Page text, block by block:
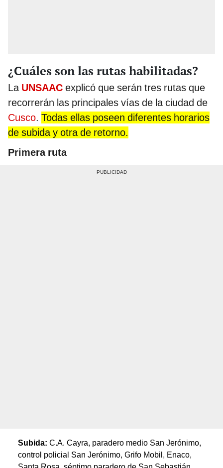
¿Cuáles son las rutas habilitadas?
La UNSAAC explicó que serán tres rutas que
recorrerán las principales vías de la ciudad de
Cusco. Todas ellas poseen diferentes horarios
de subida y otra de retorno.
Primera ruta
Subida: C.A. Cayra, paradero medio San Jerónimo,
control policial San Jerónimo, Grifo Mobil, Enaco,